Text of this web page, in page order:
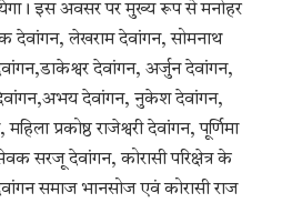
इस अवसर पर मुख्य रूप से मनोहर
देवांगन, लेखराम देवांगन, सोमनाथ
देवांगन, अर्जुन देवांगन,
देवांगन, नुकेश देवांगन,
प्रकोष्ठ राजेश्वरी देवांगन, पूर्णिमा
सरजू देवांगन, कोरासी परिक्षेत्र के
समाज भानसोज एवं कोरासी राज